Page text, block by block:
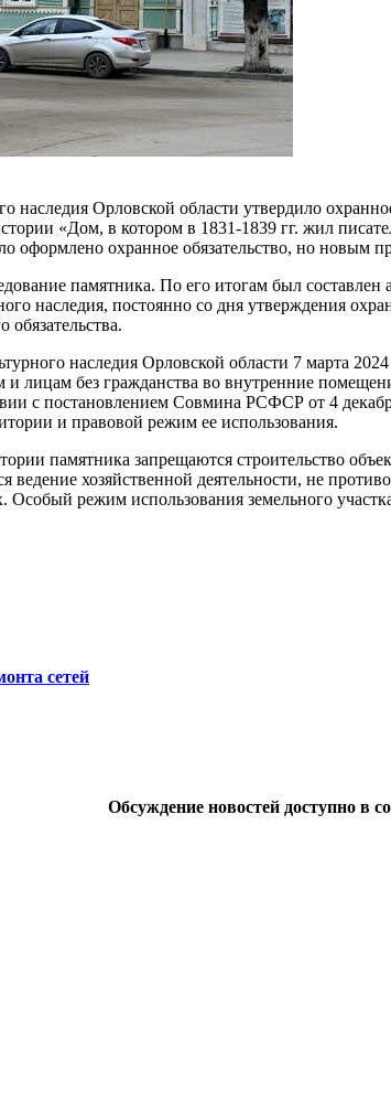
наследия Орловской области утвердило
«Дом, в котором в 1831-1839 гг. жил
оформлено охранное обязательство, но новым
памятника. По его итогам был
наследия, постоянно со дня утверждения
наследия Орловской области 7 марта
без гражданства во внутренние
с постановлением Совмина РСФСР от 4
и правовой режим ее использования.
памятника запрещаются строительство
хозяйственной деятельности, не
режим использования земельного
сетей
Обсуждение новостей доступно в